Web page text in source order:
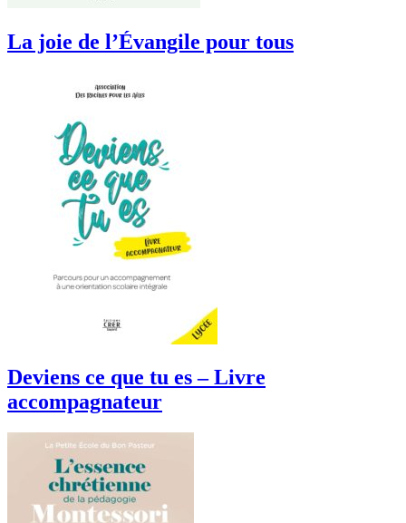
La joie de l’Évangile pour tous
Deviens ce que tu es – Livre
accompagnateur